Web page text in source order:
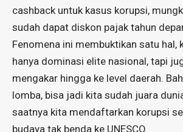
cashback untuk kasus korupsi,
sudah dapat diskon pajak tahun
Fenomena ini membuktikan satu hal,
hanya dominasi elite nasional, tapi
mengakar hingga ke level daerah.
lomba, bisa jadi kita sudah juara
saatnya kita mendaftarkan korupsi
budaya tak benda ke UNESCO.